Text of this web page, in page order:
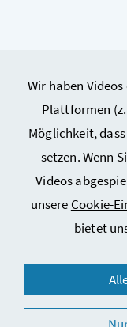
Wir haben
Plattformen
Möglichkeit,
setzen. Wenn
Videos
unsere Cookie-
bietet
© 2026